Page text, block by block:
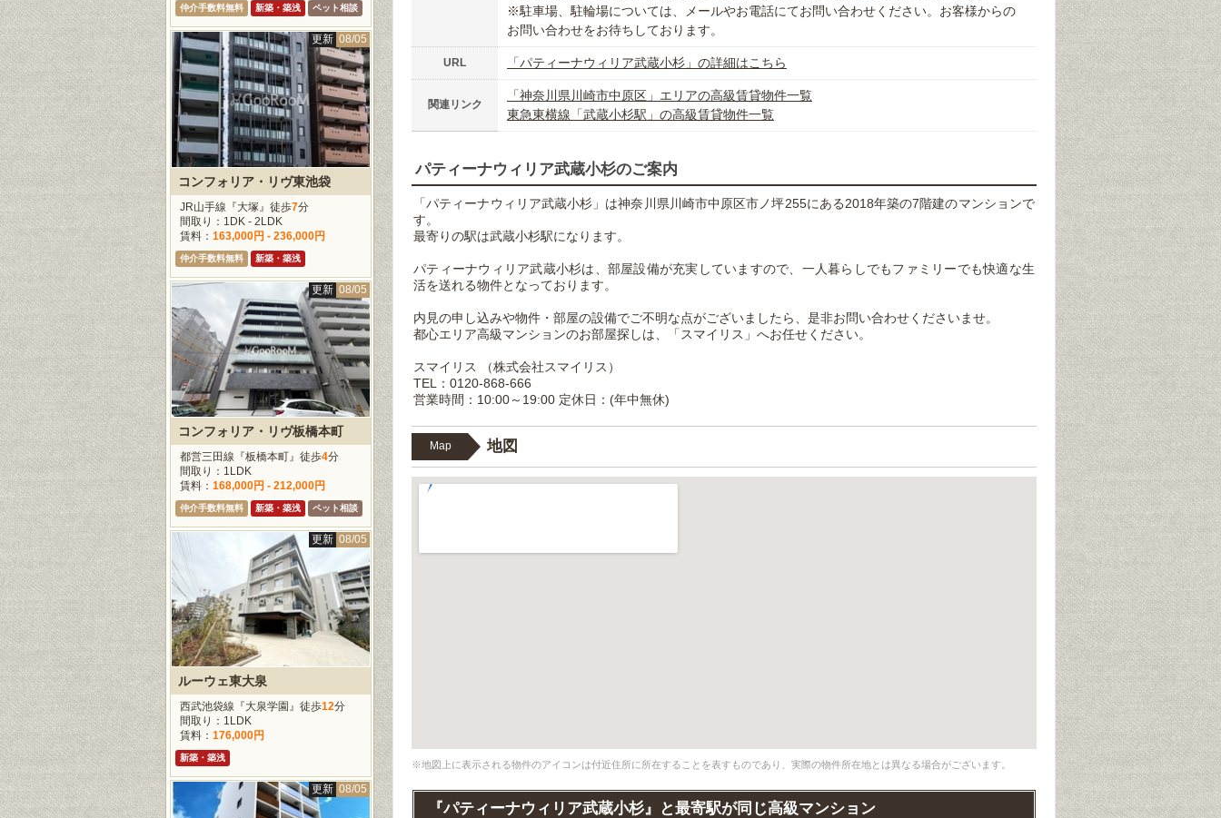
※駐車場、駐輪場については、メールやお電話にてお問い合わせください。お客様からの
お問い合わせをお待ちしております。
URL 「パティーナウィリア武蔵小杉」の詳細はこちら
関連リンク
「神奈川県川崎市中原区」エリアの高級賃貸物件一覧
東急東横線「武蔵小杉駅」の高級賃貸物件一覧
パティーナウィリア武蔵小杉のご案内
「パティーナウィリア武蔵小杉」は神奈川県川崎市中原区市ノ坪255にある2018年築の7階建のマンションで
す。
最寄りの駅は武蔵小杉駅になります。
パティーナウィリア武蔵小杉は、部屋設備が充実していますので、一人暮らしでもファミリーでも快適な生
活を送れる物件となっております。
内見の申し込みや物件・部屋の設備でご不明な点がございましたら、是非お問い合わせくださいませ。
都心エリア高級マンションのお部屋探しは、「スマイリス」へお任せください。
スマイリス （株式会社スマイリス）
TEL：0120-868-666
営業時間：10:00～19:00 定休日：(年中無休)
Map 地図
※地図上に表示される物件のアイコンは付近住所に所在することを表すものであり、実際の物件所在地とは異なる場合がございます。
『パティーナウィリア武蔵小杉』と最寄駅が同じ高級マンション
仲介手数料無料 新築・築浅 ペット相談
更新 08/05
コンフォリア・リヴ東池袋
JR山手線『大塚』徒歩7分
間取り：1DK - 2LDK
賃料： 163,000円 - 236,000円
仲介手数料無料 新築・築浅
更新 08/05
コンフォリア・リヴ板橋本町
都営三田線『板橋本町』徒歩4分
間取り：1LDK
賃料： 168,000円 - 212,000円
仲介手数料無料 新築・築浅 ペット相談
更新 08/05
ルーウェ東大泉
西武池袋線『大泉学園』徒歩12分
間取り：1LDK
賃料： 176,000円
新築・築浅
更新 08/05